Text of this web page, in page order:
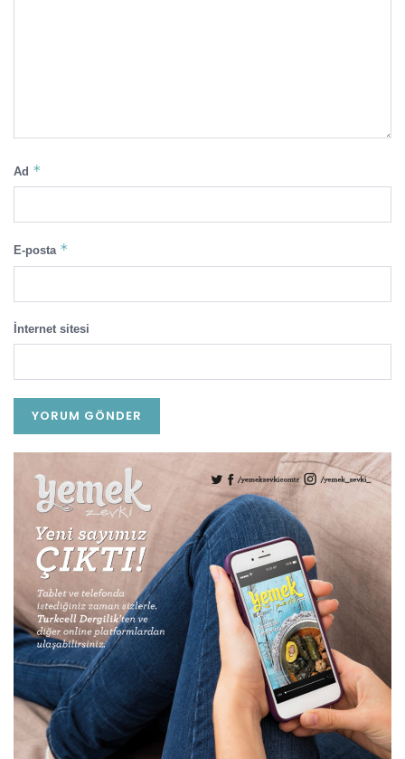
Ad *
E-posta *
İnternet sitesi